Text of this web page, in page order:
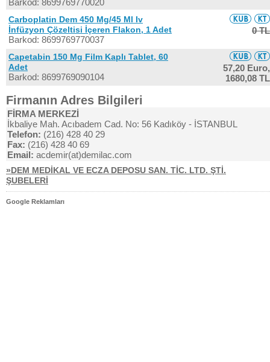
Barkod: 8699769770020
Carboplatin Dem 450 Mg/45 Ml Iv
İnfüzyon Çözeltisi İçeren Flakon, 1 Adet
Barkod: 8699769770037
0 TL
Capetabin 150 Mg Film Kaplı Tablet, 60
Adet
Barkod: 8699769090104
57,20 Euro,
1680,08 TL
Firmanın Adres Bilgileri
FİRMA MERKEZİ
İkbaliye Mah. Acıbadem Cad. No: 56 Kadıköy - İSTANBUL
Telefon: (216) 428 40 29
Fax: (216) 428 40 69
Email: acdemir(at)demilac.com
»DEM MEDİKAL VE ECZA DEPOSU SAN. TİC. LTD. ŞTİ.
ŞUBELERİ
Google Reklamları